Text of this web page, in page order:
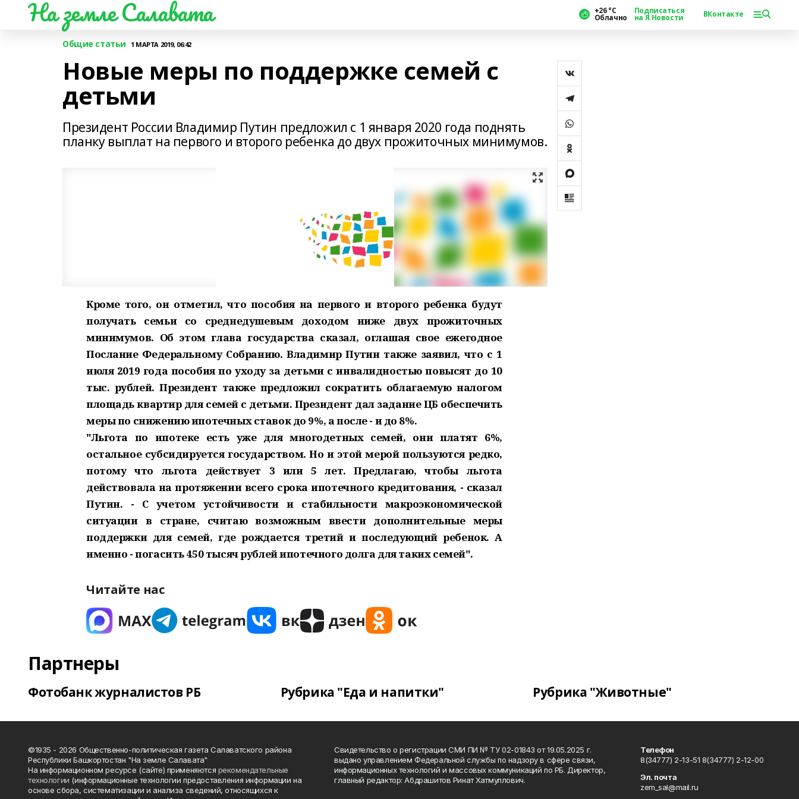
На земле Салавата +26 °С
Облачно
Подписаться
на Я.Новости ВКонтакте
Общие статьи 1 МАРТА 2019, 06:42
Новые меры по поддержке семей с
детьми
Президент России Владимир Путин предложил с 1 января 2020 года поднять
планку выплат на первого и второго ребенка до двух прожиточных минимумов.
Кроме того, он отметил, что пособия на первого и второго ребенка будут
получать семьи со среднедушевым доходом ниже двух прожиточных
минимумов. Об этом глава государства сказал, оглашая свое ежегодное
Послание Федеральному Собранию. Владимир Путин также заявил, что с 1
июля 2019 года пособия по уходу за детьми с инвалидностью повысят до 10
тыс. рублей. Президент также предложил сократить облагаемую налогом
площадь квартир для семей с детьми. Президент дал задание ЦБ обеспечить
меры по снижению ипотечных ставок до 9%, а после - и до 8%.
"Льгота по ипотеке есть уже для многодетных семей, они платят 6%,
остальное субсидируется государством. Но и этой мерой пользуются редко,
потому что льгота действует 3 или 5 лет. Предлагаю, чтобы льгота
действовала на протяжении всего срока ипотечного кредитования, - сказал
Путин. - С учетом устойчивости и стабильности макроэкономической
ситуации в стране, считаю возможным ввести дополнительные меры
поддержки для семей, где рождается третий и последующий ребенок. А
именно - погасить 450 тысяч рублей ипотечного долга для таких семей".
Читайте нас
Партнеры
Фотобанк журналистов РБ Рубрика "Еда и напитки" Рубрика "Животные"
©1935 - 2026 Общественно-политическая газета Салаватского района
Республики Башкортостан "На земле Салавата"
На информационном ресурсе (сайте) применяются рекомендательные
технологии (информационные технологии предоставления информации на
основе сбора, систематизации и анализа сведений, относящихся к
Свидетельство о регистрации СМИ ПИ № ТУ 02-01843 от 19.05.2025 г.
выдано управлением Федеральной службы по надзору в сфере связи,
информационных технологий и массовых коммуникаций по РБ. Директор,
главный редактор: Абдрашитов Ринат Хатмуллович.
Телефон
8(34777) 2-13-51 8(34777) 2-12-00
Эл. почта
zem_sal@mail.ru